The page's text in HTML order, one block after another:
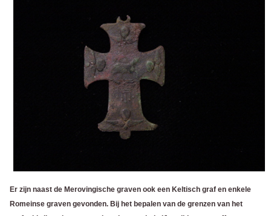
Er zijn naast de Merovingische graven ook een Keltisch graf en enkele
Romeinse graven gevonden. Bij het bepalen van de grenzen van het